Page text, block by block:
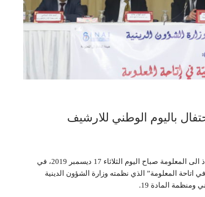
باليوم الوطني للارشيف
في اطار الاحتفال باليوم الوطني للارشيف، شاركت هيئة النفاذ الى المعلومة صباح اليوم الثلاثاء 17 ديسمبر 2019، في
اتاحة المعلومة” الذي نظمته وزارة الشؤون الدينية
المادة 19.